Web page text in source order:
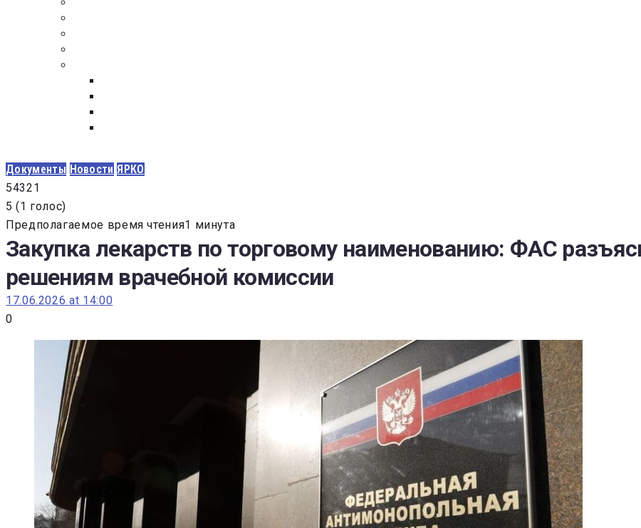
Документы Новости ЯРКО
54321
5 (1 голос)
Предполагаемое время чтения1 минута
Закупка лекарств по торговому наименованию: ФАС
решениям врачебной комиссии
17.06.2026 at 14:00
0